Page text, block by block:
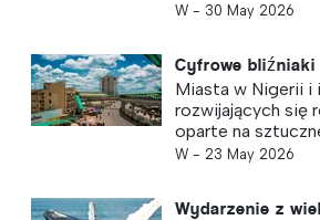
W - 30 May 2026
Cyfrowe bliźniaki
Miasta w Nigerii i
rozwijających się
oparte na
W - 23 May 2026
Wydarzenie z